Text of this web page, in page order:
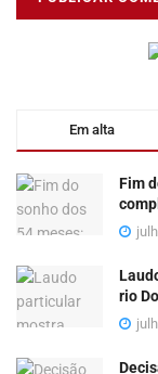
Em alta
Fim
rio